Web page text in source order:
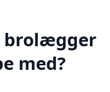
brolægger
med?